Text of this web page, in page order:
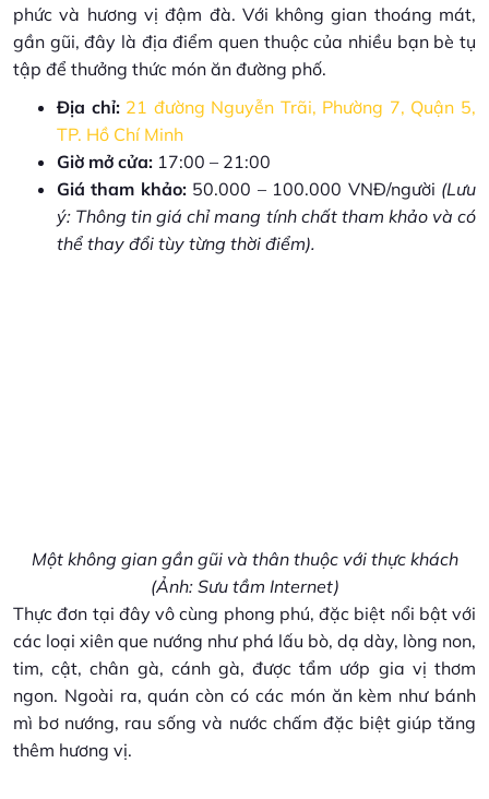
phức và hương vị đậm đà. Với không gian thoáng mát,
gần gũi, đây là địa điểm quen thuộc của nhiều bạn bè tụ
tập để thưởng thức món ăn đường phố.
Địa chỉ: 21 đường Nguyễn Trãi, Phường 7, Quận 5,
TP. Hồ Chí Minh
Giờ mở cửa: 17:00 – 21:00
Giá tham khảo:50.000 – 100.000 VNĐ/người (Lưu
ý: Thông tin giá chỉ mang tính chất tham khảo và có
thể thay đổi tùy từng thời điểm).
Một không gian gần gũi và thân thuộc với thực khách
(Ảnh: Sưu tầm Internet)
Thực đơn tại đây vô cùng phong phú, đặc biệt nổi bật với
các loại xiên que nướng như phá lấu bò, dạ dày, lòng non,
tim, cật, chân gà, cánh gà, được tẩm ướp gia vị thơm
ngon. Ngoài ra, quán còn có các món ăn kèm như bánh
mì bơ nướng, rau sống và nước chấm đặc biệt giúp tăng
thêm hương vị.